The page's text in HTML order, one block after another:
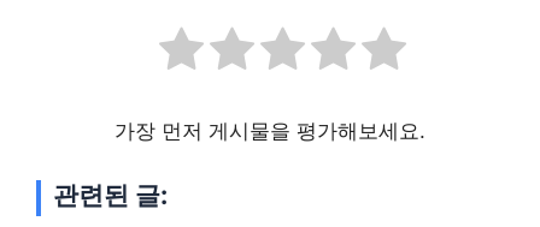
가장 먼저 게시물을 평가해보세요.
관련된 글: